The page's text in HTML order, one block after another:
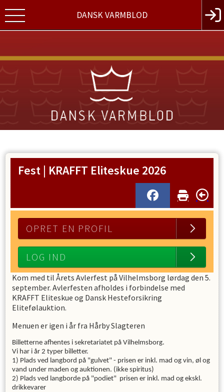
DANSK VARMBLOD
Fest | KRAFFT Eliteskue 2026
OPRET EN PROFIL
LOG IND
Kom med til Årets Avlerfest på Vilhelmsborg lørdag den 5.
september. Avlerfesten afholdes i forbindelse med
KRAFFT Eliteskue og Dansk Hesteforsikring
Elitefølauktion.
Menuen er igen i år fra Hårby Slagteren
Billetterne afhentes i sekretariatet på Vilhelmsborg.
Vi har i år 2 typer billetter.
1) Plads ved langbord på "gulvet" - prisen er inkl. mad og vin, øl og
vand under maden og auktionen. (ikke spiritus)
2) Plads ved langborde på "podiet" prisen er inkl. mad og ekskl.
drikkevarer